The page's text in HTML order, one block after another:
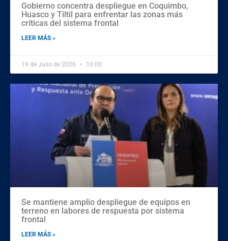
Gobierno concentra despliegue en Coquimbo,
Huasco y Tiltil para enfrentar las zonas más
críticas del sistema frontal
LEER MÁS »
19 de Julio de 2026 10:00
Se mantiene amplio despliegue de equipos en
terreno en labores de respuesta por sistema
frontal
LEER MÁS »